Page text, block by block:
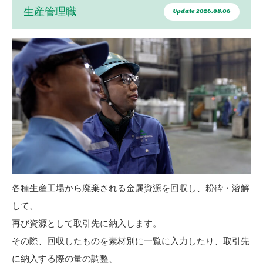
生産管理職 Update 2026.08.06
各種生産工場から廃棄される金属資源を回収し、粉砕・溶解
して、
再び資源として取引先に納入します。
その際、回収したものを素材別に一覧に入力したり、取引先
に納入する際の量の調整、